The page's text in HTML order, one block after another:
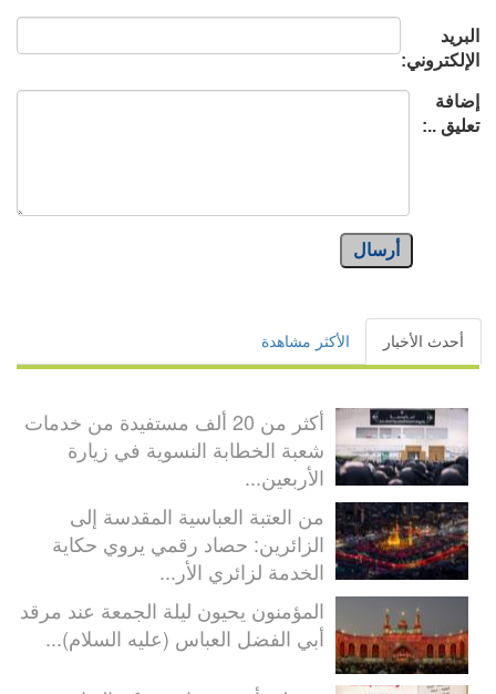
البريد
الإلكتروني:
إضافة
تعليق ..:
أرسال
أحدث الأخبار الأكثر مشاهدة
أكثر من 20 ألف مستفيدة من خدمات
شعبة الخطابة النسوية في زيارة
الأربعين...
من العتبة العباسية المقدسة إلى
الزائرين: حصاد رقمي يروي حكاية
الخدمة لزائري الأر...
المؤمنون يحيون ليلة الجمعة عند مرقد
أبي الفضل العباس (عليه السلام)...